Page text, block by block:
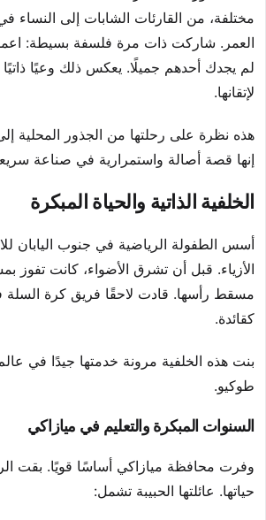
مختلفة، من القارئات الشابات إلى النساء في
العمر. شاركت ذات مرة فلسفة بسيطة:
لم يجدك أحدهم جميلًا. يعكس ذلك وعيًا ذاتيًا
لإتقانها.
هذه نظرة على رحلتها من الجذور المحلية
إنها قصة أصالة واستمرارية في صناعة
الخلفية الذاتية والحياة المبكرة
أسس الطفولة الرياضية في جنوب اليابان
الأزياء. قبل أن تشرق الأضواء، كانت تفوز
مسقط رأسها. قادت لاحقًا فريق كرة السلة
كقائدة.
بنت هذه الخلفية مرونة خدمتها جيدًا في
طوكيو.
السنوات المبكرة والتعليم في ميازاكي
وفرت محافظة ميازاكي أساسًا قويًا. بقت
حياتها. عائلتها الحبيبة تشمل: